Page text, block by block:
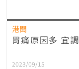
港聞
胃痛原因多 宜
2023/09/15